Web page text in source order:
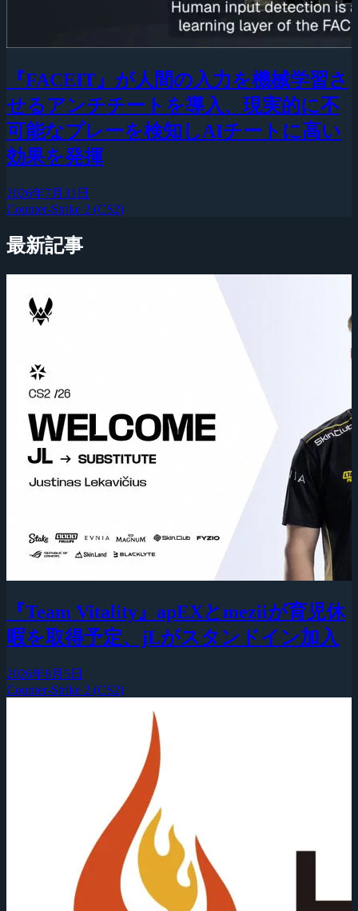
『FACEIT』が人間の入力を機械学習さ
せるアンチチートを導入、現実的に不
可能なプレーを検知しAIチートに高い
効果を発揮
2026年7月31日
Counter-Strike 2 (CS2)
最新記事
『Team Vitality』apEXとmeziiが育児休
暇を取得予定、jLがスタンドイン加入
2026年8月5日
Counter-Strike 2 (CS2)